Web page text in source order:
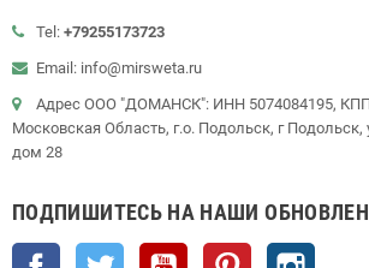
Tel: +79255173723
Email: info@mirsweta.ru
Адрес ООО "ДОМАНСК": ИНН 5074084195, КПП
Московская Область, г.о. Подольск, г
дом 28
ПОДПИШИТЕСЬ НА НАШИ
Facebook Twitter YouTube Pinterest